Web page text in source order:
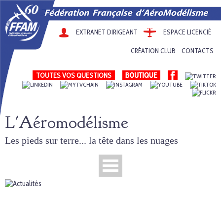
EXTRANET DIRIGEANT ESPACE LICENCIÉ
CRÉATION CLUB CONTACTS
TOUTES VOS QUESTIONS
L'Aéromodélisme
Les pieds sur terre... la tête dans les nuages